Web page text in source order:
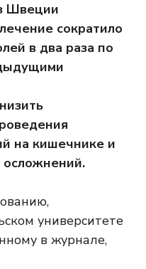
Швеции
сократило
в два раза по
на кишечнике и
осложнений.
университете
в журнале,